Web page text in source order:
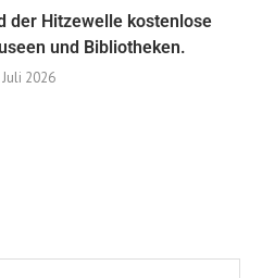
der Hitzewelle kostenlose
und Bibliotheken.
Juli 2026